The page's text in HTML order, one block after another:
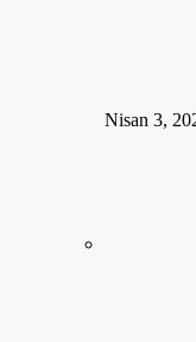
Nisan 3,